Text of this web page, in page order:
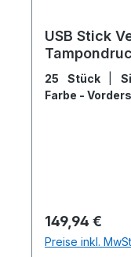
USB Stick
25 Stück
Farbe -
Regulärer
149,94 €
Preise inkl.